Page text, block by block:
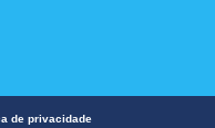
de privacidade